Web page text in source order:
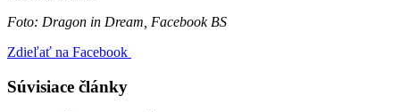
Foto: Dragon in Dream, Facebook BS
Zdieľať na Facebook
Súvisiace články